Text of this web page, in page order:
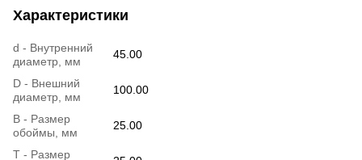
Характеристики
d - Внутренний
диаметр, мм
45.00
D - Внешний
диаметр, мм
100.00
B - Размер
обоймы, мм
25.00
T - Размер